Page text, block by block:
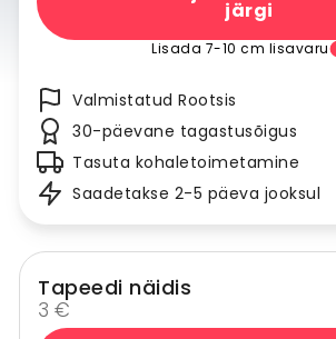
järgi
Lisada 7-10 cm lisavaru
Valmistatud Rootsis
30-päevane tagastusõigus
Tasuta kohaletoimetamine
Saadetakse 2-5 päeva jooksul
Tapeedi näidis
3 €